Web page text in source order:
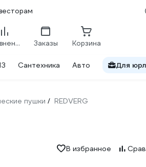
Сравнение Заказы Корзина
Сантехника Авто Для
пушки / REDVERG
В избранное